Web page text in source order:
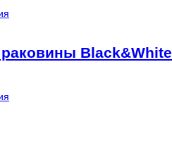
Black&White